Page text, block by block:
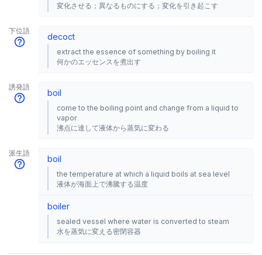
変化させる；異なるものにする；変化を引き起こす
下位語
decoct
extract the essence of something by boiling it
何かのエッセンスを煮出す
誘発語
boil
come to the boiling point and change from a liquid to
vapor
沸点に達して液体から蒸気に変わる
派生語
boil
the temperature at which a liquid boils at sea level
液体が海面上で沸騰する温度
boiler
sealed vessel where water is converted to steam
水を蒸気に変える密閉容器